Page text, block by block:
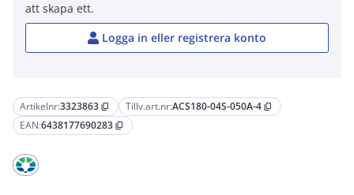
Artikelnr:3323863 content_copy Tillv.art.nr:ACS180-04S-050A-4 content_copy
EAN:6438177690283 content_copy
att skapa ett.
Logga in eller registrera konto